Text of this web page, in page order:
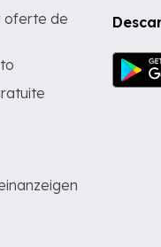
oferte de